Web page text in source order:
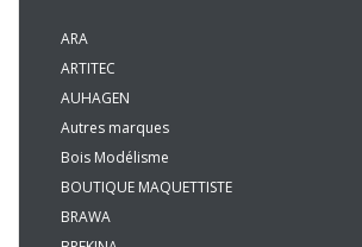
ARA
ARTITEC
AUHAGEN
Autres marques
Bois Modélisme
BOUTIQUE MAQUETTISTE
BRAWA